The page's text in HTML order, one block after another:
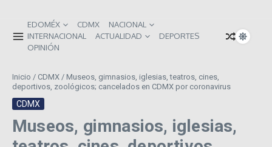
EDOMÉX CDMX
NACIONAL
INTERNACIONAL
ACTUALIDAD
DEPORTES
OPINIÓN
Inicio / CDMX / Museos, gimnasios, iglesias, teatros, cines,
deportivos, zoológicos; cancelados en CDMX por coronavirus
CDMX
Museos, gimnasios, iglesias,